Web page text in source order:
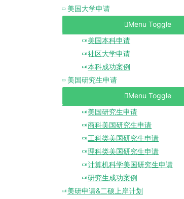
美国大学申请
Menu Toggle
美国本科申请
社区大学申请
本科成功案例
美国研究生申请
Menu Toggle
美国研究生申请
商科美国研究生申请
工科类美国研究生申请
理科类美国研究生申请
计算机科学美国研究生申请
研究生成功案例
美研申请&二硕上岸计划